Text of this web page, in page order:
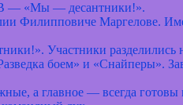
— «Мы — десантники!».
Филипповиче Маргелове.
Участники
боем» и «Снайперы».
а главное — всегда